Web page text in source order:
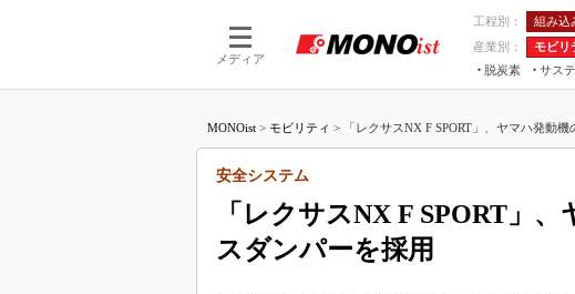
メディア
工程別： 組み込
産業別：
モビリ
脱炭素
サス
つながる工場AI×設備保全
MONOist > モビリティ > 「レクサスNX F SPORT」、ヤマハ発動機
「レクサスNX F SPORT」
スダンパーを採用
安全システム